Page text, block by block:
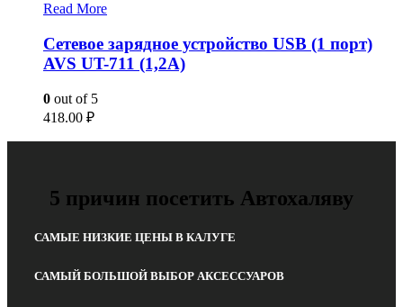
Read More
Сетевое зарядное устройство USB (1 порт)
AVS UT-711 (1,2А)
0 out of 5
418.00 ₽
5 причин посетить Автохаляву
САМЫЕ НИЗКИЕ ЦЕНЫ В КАЛУГЕ
САМЫЙ БОЛЬШОЙ ВЫБОР АКСЕССУАРОВ